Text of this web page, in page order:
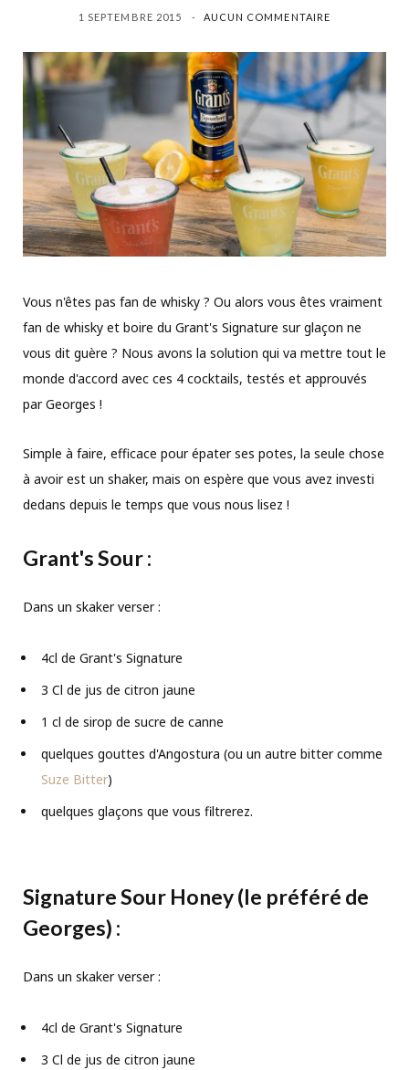
1 SEPTEMBRE 2015 AUCUN COMMENTAIRE
Vous n'êtes pas fan de whisky ? Ou alors vous êtes vraiment
fan de whisky et boire du Grant's Signature sur glaçon ne
vous dit guère ? Nous avons la solution qui va mettre tout le
monde d'accord avec ces 4 cocktails, testés et approuvés
par Georges !
Simple à faire, efficace pour épater ses potes, la seule chose
à avoir est un shaker, mais on espère que vous avez investi
dedans depuis le temps que vous nous lisez !
Grant's Sour :
Dans un skaker verser :
4cl de Grant's Signature
3 Cl de jus de citron jaune
1 cl de sirop de sucre de canne
quelques gouttes d'Angostura (ou un autre bitter comme
Suze Bitter)
quelques glaçons que vous filtrerez.
Signature Sour Honey(le préféré de
Georges) :
Dans un skaker verser :
4cl de Grant's Signature
3 Cl de jus de citron jaune